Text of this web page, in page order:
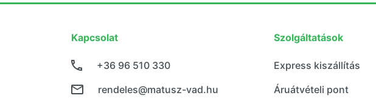
Kapcsolat
+36 96 510 330
rendeles@matusz-vad.hu
Szolgáltatások
Express kiszállítás
Áruátvételi pont